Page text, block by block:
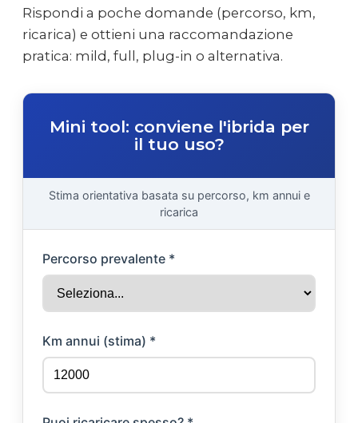
Rispondi a poche domande (percorso, km,
ricarica) e ottieni una raccomandazione
pratica: mild, full, plug-in o alternativa.
Mini tool: conviene l'ibrida per
il tuo uso?
Stima orientativa basata su percorso, km annui e
ricarica
Percorso prevalente *
Km annui (stima) *